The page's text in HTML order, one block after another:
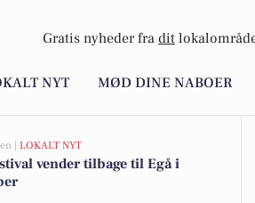
Gratis nyheder fra dit
NYT MØD DINE NABOER
| LOKALT NYT
vender tilbage til Egå i